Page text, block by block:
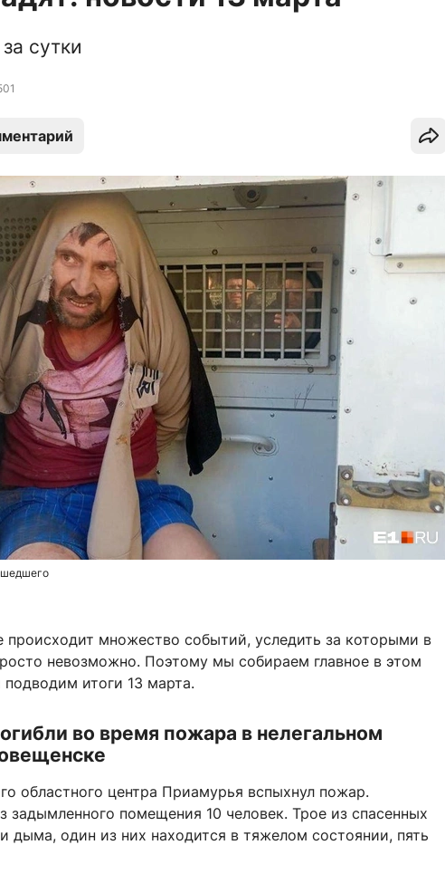
сутки
множество событий, уследить за которыми в
невозможно. Поэтому мы собираем главное в этом
итоги 13 марта.
во время пожара в нелегальном
областного центра Приамурья вспыхнул пожар.
задымленного помещения 10 человек. Трое из спасенных
дыма, один из них находится в тяжелом состоянии, пять